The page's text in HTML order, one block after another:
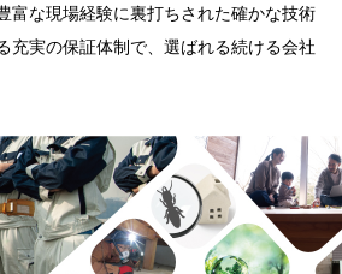
富な現場経験に裏打ちされた確かな技術
充実の保証体制で、選ばれる続ける会社